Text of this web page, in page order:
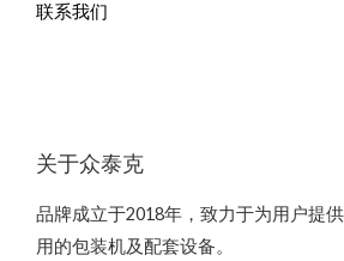
联系我们
关于众泰克
品牌成立于2018年，致力于为用户提
用的包装机及配套设备。